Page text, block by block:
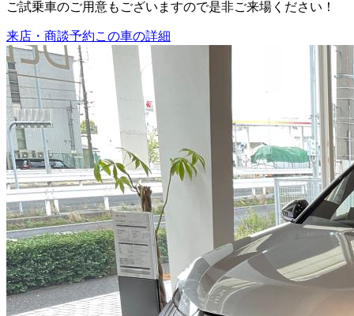
ご試乗車のご用意もございますので是非ご来場ください！
来店・商談予約この車の詳細